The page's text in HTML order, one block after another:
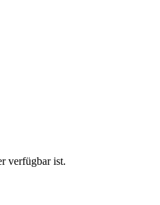
verfügbar ist.